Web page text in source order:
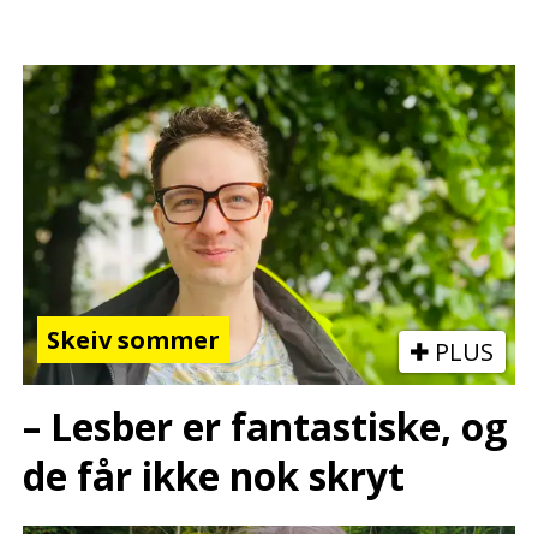
Skeiv sommer PLUS
– Lesber er fantastiske, og
de får ikke nok skryt